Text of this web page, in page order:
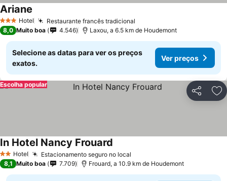
3 EstrelasHotel Restaurante francês tradicional
Ariane
8,0 Muito boa 4.546 Laxou, a 6.5 km de Houdemont
Selecione as datas para ver os preços
exatos.
Ver preços
Partilhar
Escolha popular
2 Estrelas
Hotel Estacionamento seguro no local
In Hotel Nancy Frouard
8,1 Muito boa 7.709 Frouard, a 10.9 km de Houdemont